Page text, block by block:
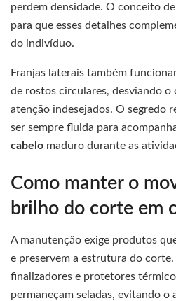
perdem densidade. O conceito de
para que esses detalhes
do indivíduo.
Franjas laterais também
de rostos circulares, desviando o
atenção indesejados. O segredo
ser sempre fluida para
cabelo maduro durante as
Como manter o
brilho do corte em
A manutenção exige produtos
e preservem a estrutura do
finalizadores e protetores
permaneçam seladas, evitando o